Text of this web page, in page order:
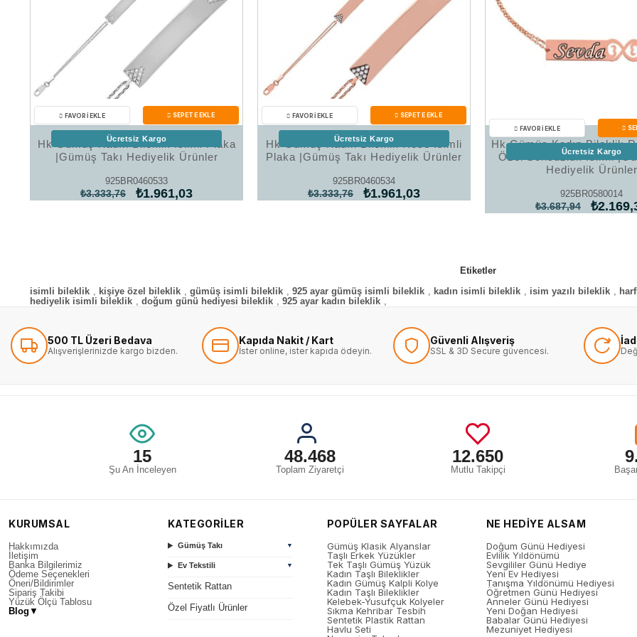
Hk Gümüş Kadın Bileklik İsimli Plaka
|Gümüş Takı Hediyelik Ürünler
925BR0460533
₺1.961,03
₺3.333,76
Ücretsiz Kargo
Hk Gümüş Kadın Bileklik Rose İsimli
Plaka |Gümüş Takı Hediyelik Ürünler
925BR0460534
₺1.961,03
₺3.333,76
Ücretsiz Kargo
Hk Gümüş Kadın Bileklik
Özel Sonsuzluk İsimli
Hediyelik Ürünler
925BR0580014
₺3.687,94
Ücretsiz Kargo
Etiketler
isimli bileklik , kişiye özel bileklik , gümüş isimli bileklik , 925 ayar gümüş isimli bileklik , kadın isimli bileklik , isim yazılı bileklik ,
hediyelik isimli bileklik , doğum günü hediyesi bileklik , 925 ayar kadın bileklik ,
500 TL Üzeri Bedava
Alışverişlerinizde kargo bizden.
Kapıda Nakit / Kart
İster online, ister kapıda ödeyin.
Güvenli Alışveriş
SSL & 3D Secure güvencesi.
15
Şu An İnceleyen
48.468
Toplam Ziyaretçi
12.650
Mutlu Takipçi
KURUMSAL
Hakkımızda
İletişim
Banka Bilgilerimiz
Ödeme Seçenekleri
Öneri/Bildirimler
Sipariş Takibi
Yüzük Ölçü Tablosu
Blog ▼
KATEGORİLER
Gümüş Takı ▼
Ev Tekstili ▼
Sentetik Rattan
Özel Fiyatlı Ürünler
POPÜLER SAYFALAR
Gümüş Klasik Alyanslar
Taşlı Erkek Yüzükler
Tek Taşlı Gümüş Yüzük
Kadın Taşlı Bileklikler
Kadın Gümüş Kalpli Kolye
Kadın Taşlı Bileklikler
Kelebek-Yusufçuk Kolyeler
Sıkma Kehribar Tesbih
Sentetik Plastik Rattan
Havlu Seti
NE HEDİYE ALSAM
Doğum Günü Hediyesi
Evlilik Yıldönümü
Sevgililer Günü Hediye
Yeni Ev Hediyesi
Tanışma Yıldönümü Hediyesi
Öğretmen Günü Hediyesi
Anneler Günü Hediyesi
Yeni Doğan Hediyesi
Babalar Günü Hediyesi
Mezuniyet Hediyesi